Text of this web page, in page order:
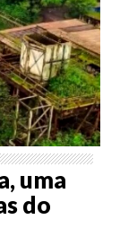
uma
do